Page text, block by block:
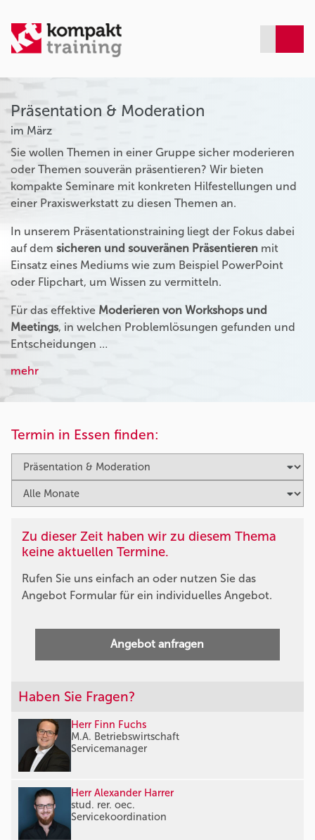
Präsentation & Moderation
im März
Sie wollen Themen in einer Gruppe sicher moderieren
oder Themen souverän präsentieren? Wir bieten
kompakte Seminare mit konkreten Hilfestellungen und
einer Praxiswerkstatt zu diesen Themen an.
In unserem Präsentationstraining liegt der Fokus dabei
auf dem sicheren und souveränen Präsentieren mit
Einsatz eines Mediums wie zum Beispiel PowerPoint
oder Flipchart, um Wissen zu vermitteln.
Für das effektive Moderieren von Workshops und
Meetings, in welchen Problemlösungen gefunden und
Entscheidungen …
mehr
Termin in Essen finden:
Zu dieser Zeit haben wir zu diesem Thema
keine aktuellen Termine.
Rufen Sie uns einfach an oder nutzen Sie das
Angebot Formular für ein individuelles Angebot.
Angebot anfragen
Haben Sie Fragen?
Herr Finn Fuchs
M.A. Betriebswirtschaft
Servicemanager
Herr Alexander Harrer
stud. rer. oec.
Servicekoordination